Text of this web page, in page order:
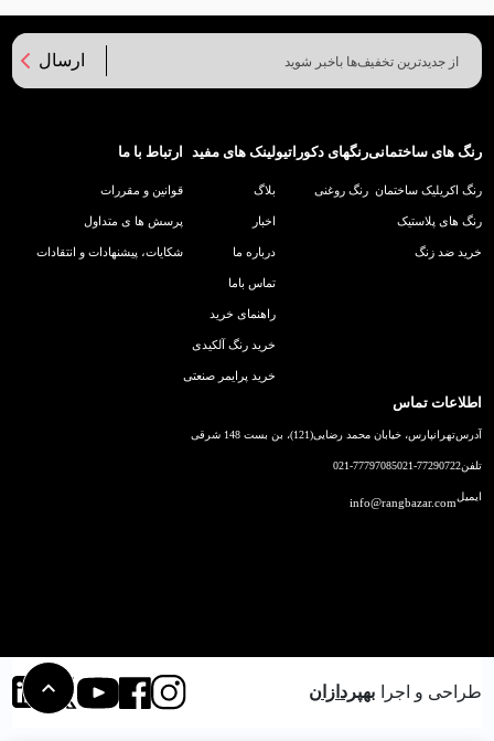
ارسال
رنگ های ساختمانی
رنگ اکریلیک ساختمان
رنگ های پلاستیک
خرید ضد زنگ
رنگهای دکوراتیو
رنگ روغنی
لینک های مفید
بلاگ
اخبار
درباره ما
تماس باما
راهنمای خرید
خرید رنگ آلکیدی
خرید پرایمر صنعتی
ارتباط با ما
قوانین و مقررات
پرسش ها ی متداول
شکایات، پیشنهادات و انتقادات
اطلاعات تماس
آدرستهرانپارس، خیابان محمد رضایی(121)، بن بست 148 شرقی
تلفن021-77290722
021-77797085
ایمیلinfo@rangbazar.com
طراحی و اجرا بهپردازان